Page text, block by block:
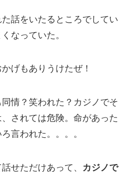
話をいたるところでしてい
なっていた。
げもありうけたぜ！
情？笑われた？カジノでそ
されては危険。命があった
言われた。。。。
せただけあって、
カジノで